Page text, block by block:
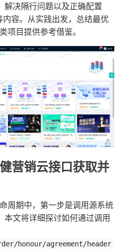
决隔行问题以及正确配置
容。从实践出发，总结最优
项目提供参考借鉴。
营销云接口获取并
周期中，第一步是调用源系统
本文将详细探讨如何通过调用
honour/agreement/header